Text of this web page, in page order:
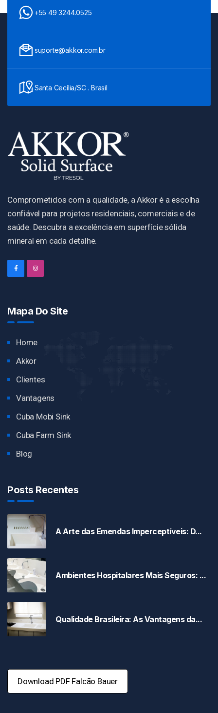
+55 49 3244.0525
suporte@akkor.com.br
Santa Cecília/SC . Brasil
Comprometidos com a qualidade, a Akkor é a escolha
confiável para projetos residenciais, comerciais e de
saúde. Descubra a excelência em superfície sólida
mineral em cada detalhe.
Mapa Do Site
Home
Akkor
Clientes
Vantagens
Cuba Mobi Sink
Cuba Farm Sink
Blog
Posts Recentes
A Arte das Emendas Imperceptíveis: D...
Ambientes Hospitalares Mais Seguros: ...
Qualidade Brasileira: As Vantagens da...
Download PDF Falcão Bauer